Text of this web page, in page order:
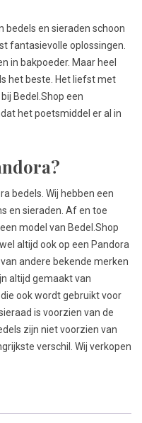
bedels en sieraden schoon
fantasievolle oplossingen.
in bakpoeder. Maar heel
het beste. Het liefst met
Bedel.Shop een
het poetsmiddel er al in
bedels. Wij hebben een
en sieraden. Af en toe
model van Bedel.Shop
altijd ook op een Pandora
andere bekende merken
altijd gemaakt van
ook wordt gebruikt voor
is voorzien van de
zijn niet voorzien van
verschil. Wij verkopen